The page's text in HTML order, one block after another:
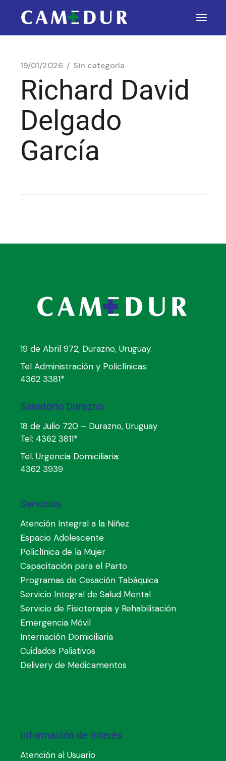
19/01/2026 Sin categoría
Richard David
Delgado
García
19 de Abril 972, Durazno, Uruguay.
Tel Administración y Policlínicas:
4362 3381*
Sanatorio Durazno
18 de Julio 720 – Durazno, Uruguay
Tel: 4362 3811*
Tel. Urgencia Domiciliaria:
4362 3939
Servicios
Atención Integral a la Niñez
Espacio Adolescente
Policlínica de la Mujer
Capacitación para el Parto
Programas de Cesación Tabáquica
Servicio Integral de Salud Mental
Servicio de Fisioterapia y Rehabilitación
Emergencia Móvil
Internación Domiciliaria
Cuidados Paliativos
Delivery de Medicamentos
Información de Interés
Atención al Usuario